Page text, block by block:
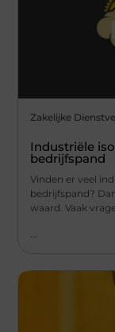
Zakelijke
Industriële
bedrijfspand
Vinden er veel
bedrijfspand?
waard. Vaak